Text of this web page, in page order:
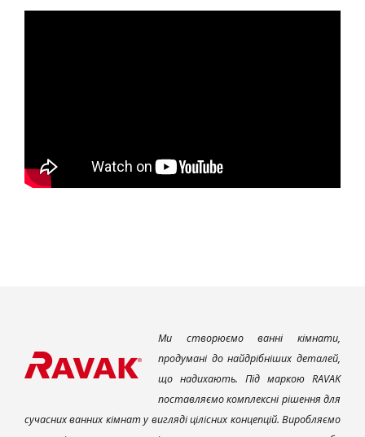
Ми створюємо ванні кімнати,
продумані до найдрібніших деталей,
що надихають. Під маркою RAVAK
поставляємо комплексні рішення для
сучасних ванних кімнат у вигляді цілісних концепцій. Виробляємо